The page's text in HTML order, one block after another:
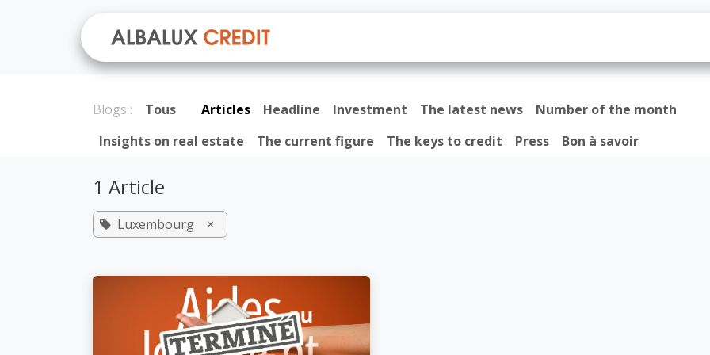
Blogs : Tous Articles Headline Investment The latest news
Number of the month
Insights on real estate
The current figure The keys to credit Press Bon à savoir
1 Article
Luxembourg ×